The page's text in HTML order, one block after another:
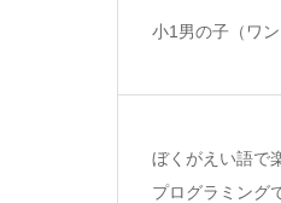
小1男の子（ワン
ぼくがえい語で
プログラミング